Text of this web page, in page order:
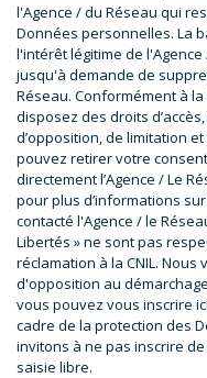
l'Agence / du Réseau qui
Données personnelles. La
l'intérêt légitime de
jusqu'à demande de
Réseau. Conformément à
disposez des droits
d’opposition, de limitation
pouvez retirer votre
directement l’Agence / Le
pour plus d’informations
contacté l'Agence / le
Libertés » ne sont pas
réclamation à la CNIL.
d'opposition au
vous pouvez vous inscrire
cadre de la protection des
invitons à ne pas inscrire
saisie libre.